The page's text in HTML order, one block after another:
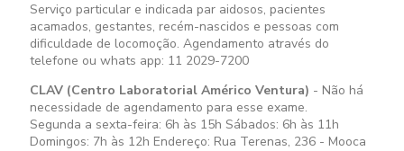
Serviço particular e indicada par aidosos, pacientes
acamados, gestantes, recém-nascidos e pessoas com
dificuldade de locomoção. Agendamento através do
telefone ou whats app: 11 2029-7200
CLAV (Centro Laboratorial Américo Ventura) - Não há
necessidade de agendamento para esse exame.
Segunda a sexta-feira: 6h às 15h Sábados: 6h às 11h
Domingos: 7h às 12h Endereço: Rua Terenas, 236 - Mooca